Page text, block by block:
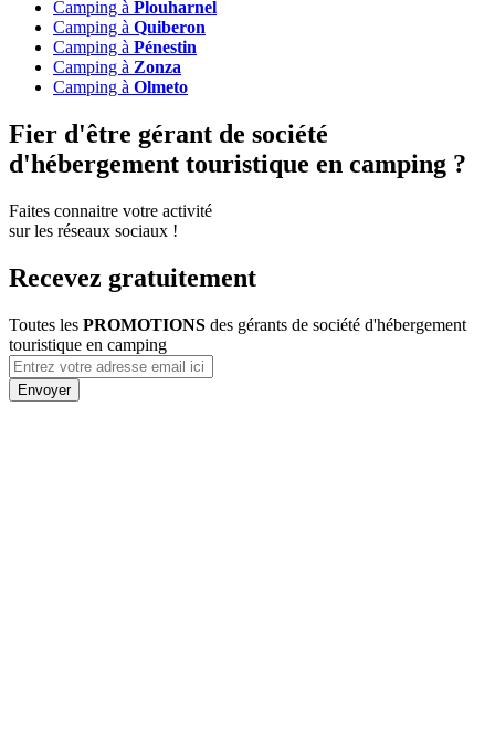
Camping à Plouharnel
Camping à Quiberon
Camping à Pénestin
Camping à Zonza
Camping à Olmeto
Fier d'être gérant de société
d'hébergement touristique en camping ?
Faites connaitre votre activité
sur les réseaux sociaux !
Recevez gratuitement
Toutes les PROMOTIONS des gérants de société d'hébergement
touristique en camping
Envoyer